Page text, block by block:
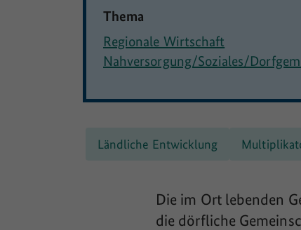
Thema
Regionale Wirtschaft
Nahversorgung/Soziales/
Ländliche Entwicklung
Die im Ort lebenden
die dörfliche